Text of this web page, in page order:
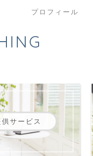
プロフィール
供サービス